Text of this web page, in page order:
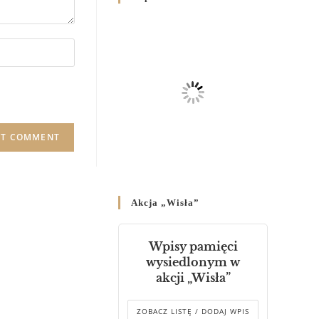
Родин
Справ Молоді та встановленя
складу Катихитичної Комісії
днях 2-12 липня 2024 р.”
Декрет єпископів
Перемисько-Варшавської
Митрополії стосовно
звершування Божественної
літургії
Akcja „Wisła”
Wpisy pamięci
wysiedlonym w
akcji „Wisła”
ZOBACZ LISTĘ / DODAJ WPIS